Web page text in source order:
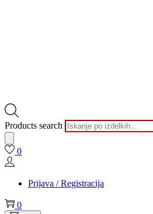
Products search
0
Prijava / Registracija
0